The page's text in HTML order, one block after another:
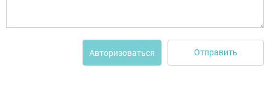
Авторизоваться Отправить